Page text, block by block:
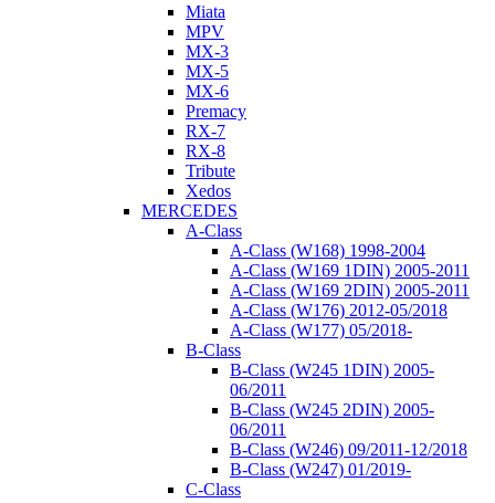
Miata
MPV
MX-3
MX-5
MX-6
Premacy
RX-7
RX-8
Tribute
Xedos
MERCEDES
A-Class
A-Class (W168) 1998-2004
A-Class (W169 1DIN) 2005-2011
A-Class (W169 2DIN) 2005-2011
A-Class (W176) 2012-05/2018
A-Class (W177) 05/2018-
B-Class
B-Class (W245 1DIN) 2005-
06/2011
B-Class (W245 2DIN) 2005-
06/2011
B-Class (W246) 09/2011-12/2018
B-Class (W247) 01/2019-
C-Class